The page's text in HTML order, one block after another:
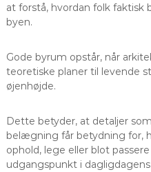
at forstå, hvordan folk
byen.
Gode byrum opstår, når
teoretiske planer til levende
øjenhøjde.
Dette betyder, at detaljer
belægning får betydning for,
ophold, lege eller blot
udgangspunkt i